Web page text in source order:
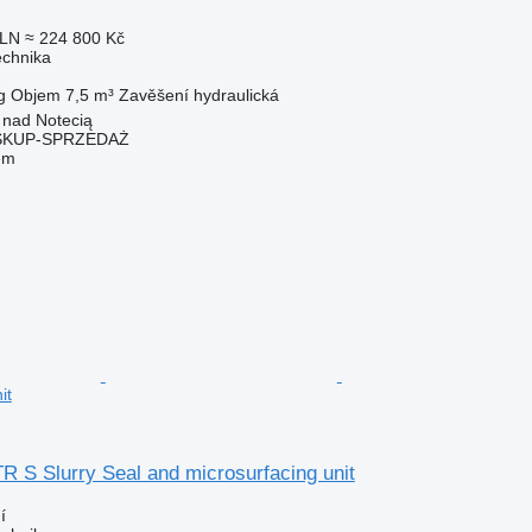
≈ 224 800 Kč
Objem 7,5 m³ Zavěšení hydraulická
Notecią
SPRZEDAŻ
S Slurry Seal and microsurfacing unit